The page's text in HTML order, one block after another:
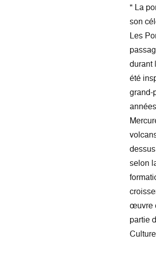
" La
son
Les
durant
été
grand-
selon
œuvre
partie